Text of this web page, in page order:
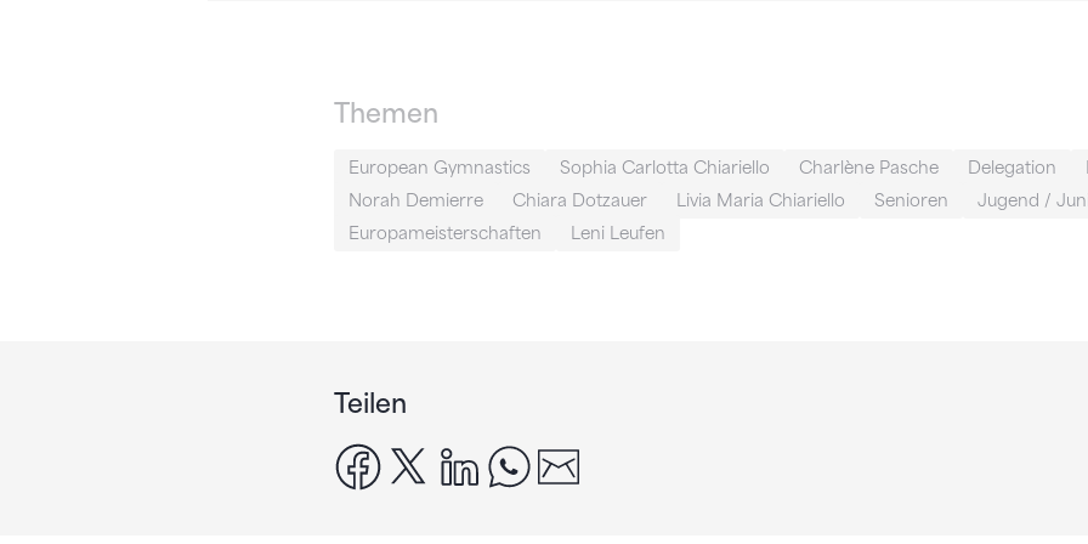
Themen
European Gymnastics Sophia Carlotta Chiariello Charlène Pasche Delegation
Norah Demierre
Chiara Dotzauer Livia Maria Chiariello Senioren
Jugend /
Europameisterschaften
Leni Leufen
Teilen
facebook
x linkedinwhatsapp